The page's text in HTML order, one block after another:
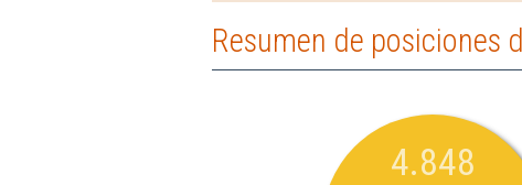
Resumen de posiciones
4.848